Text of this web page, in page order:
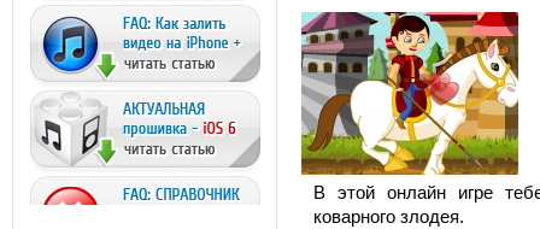
В этой онлайн игре
коварного злодея.